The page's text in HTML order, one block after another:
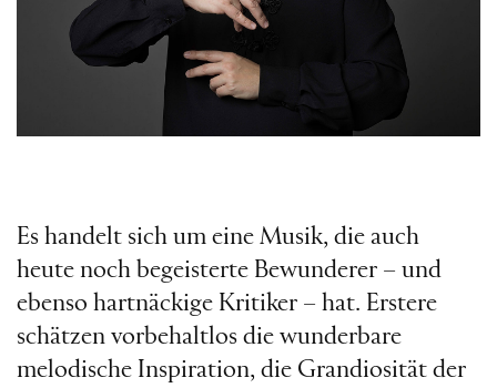
Es handelt sich um eine Musik, die auch
heute noch begeisterte Bewunderer – und
ebenso hartnäckige Kritiker – hat. Erstere
schätzen vorbehaltlos die wunderbare
melodische Inspiration, die Grandiosität der